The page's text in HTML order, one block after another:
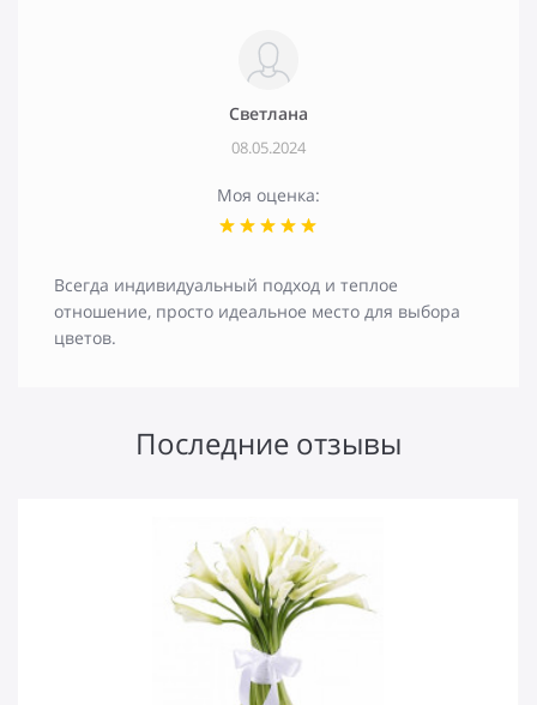
Светлана
08.05.2024
Моя оценка:
Всегда индивидуальный подход и теплое
отношение, просто идеальное место для выбора
цветов.
Последние отзывы